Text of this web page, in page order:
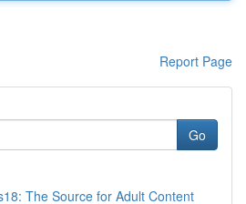
Report Page
Go
The Source for Adult Content